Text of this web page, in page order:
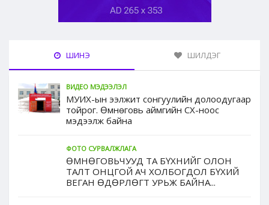
ШИНЭ ШИЛДЭГ
ВИДЕО МЭДЭЭЛЭЛ
МУИХ-ын ээлжит сонгуулийн долоодугаар
тойрог. Өмнөговь аймгийн СХ-ноос
мэдээлж байна
ФОТО СУРВАЛЖЛАГА
ӨМНӨГОВЬЧУУД ТА БҮХНИЙГ ОЛОН
ТАЛТ ОНЦГОЙ АЧ ХОЛБОГДОЛ БҮХИЙ
ВЕГАН ӨДӨРЛӨГТ УРЬЖ БАЙНА...